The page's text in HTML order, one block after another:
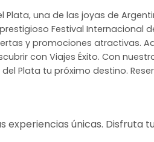
Plata, una de las joyas de
Festival Internacional
y promociones atractivas.
con Viajes Éxito. Con
del Plata tu próximo destino.
únicas. Disfruta